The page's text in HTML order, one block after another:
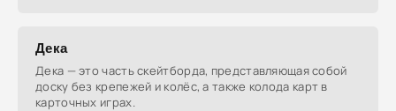
Дека
Дека — это часть скейтборда, представляющая собой
доску без крепежей и колёс, а также колода карт в
карточных играх.